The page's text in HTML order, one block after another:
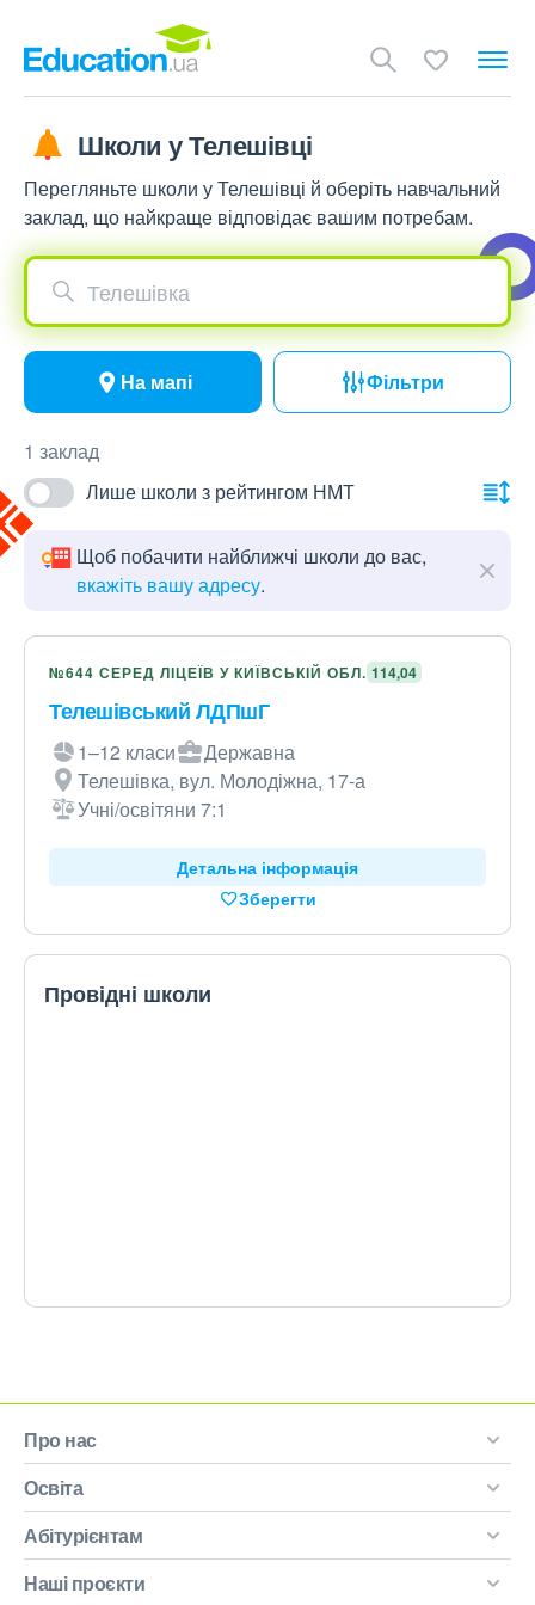
Школи у Телешівці
Перегляньте школи у Телешівці й оберіть навчальний
заклад, що найкраще відповідає вашим потребам.
Телешівка
На мапі Фільтри
1 заклад
Лише школи з рейтингом НМТ
Щоб побачити найближчі школи до вас,
вкажіть вашу адресу.
№644 СЕРЕД ЛІЦЕЇВ У КИЇВСЬКІЙ ОБЛ. 114,04
Телешівський ЛДПшГ
1–12 класи
Державна
Телешівка, вул. Молодіжна, 17-а
Учні/освітяни 7:1
Детальна інформація
Зберегти
Провідні школи
Про нас
Освіта
Абітурієнтам
Наші проєкти